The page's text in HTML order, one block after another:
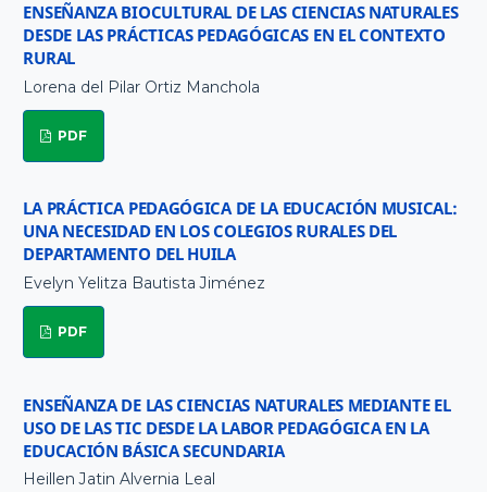
ENSEÑANZA BIOCULTURAL DE LAS CIENCIAS NATURALES
DESDE LAS PRÁCTICAS PEDAGÓGICAS EN EL CONTEXTO
RURAL
Lorena del Pilar Ortiz Manchola
PDF
LA PRÁCTICA PEDAGÓGICA DE LA EDUCACIÓN MUSICAL:
UNA NECESIDAD EN LOS COLEGIOS RURALES DEL
DEPARTAMENTO DEL HUILA
Evelyn Yelitza Bautista Jiménez
PDF
ENSEÑANZA DE LAS CIENCIAS NATURALES MEDIANTE EL
USO DE LAS TIC DESDE LA LABOR PEDAGÓGICA EN LA
EDUCACIÓN BÁSICA SECUNDARIA
Heillen Jatin Alvernia Leal